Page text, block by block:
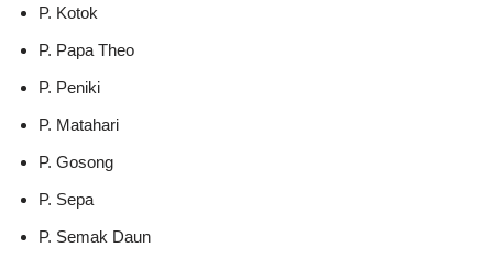
P. Kotok
P. Papa Theo
P. Peniki
P. Matahari
P. Gosong
P. Sepa
P. Semak Daun